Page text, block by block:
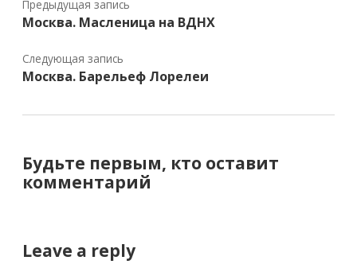
Предыдущая запись
Москва. Масленица на ВДНХ
Следующая запись
Москва. Барельеф Лорелеи
Будьте первым, кто оставит
комментарий
Leave a reply